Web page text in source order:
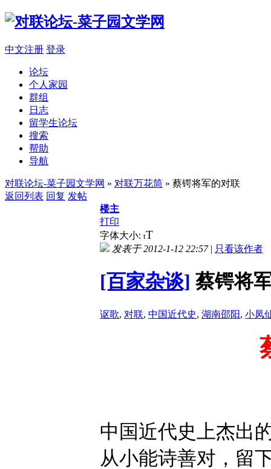
中文注册 登录
论坛
个人家园
群组
日志
留学生论坛
搜索
帮助
导航
对联论坛-菜子园文学网 » 对联万花筒 » 蔡锷将军的对联
返回列表 回复 发帖
楼主
打印
字体大小: tT
发表于 2012-1-12 22:57| 只看该作者
[百家杂谈] 蔡锷将
讴歌, 对联, 中国近代史, 湖南邵阳, 小凤
中国近代史上杰出
从小能诗善对，留